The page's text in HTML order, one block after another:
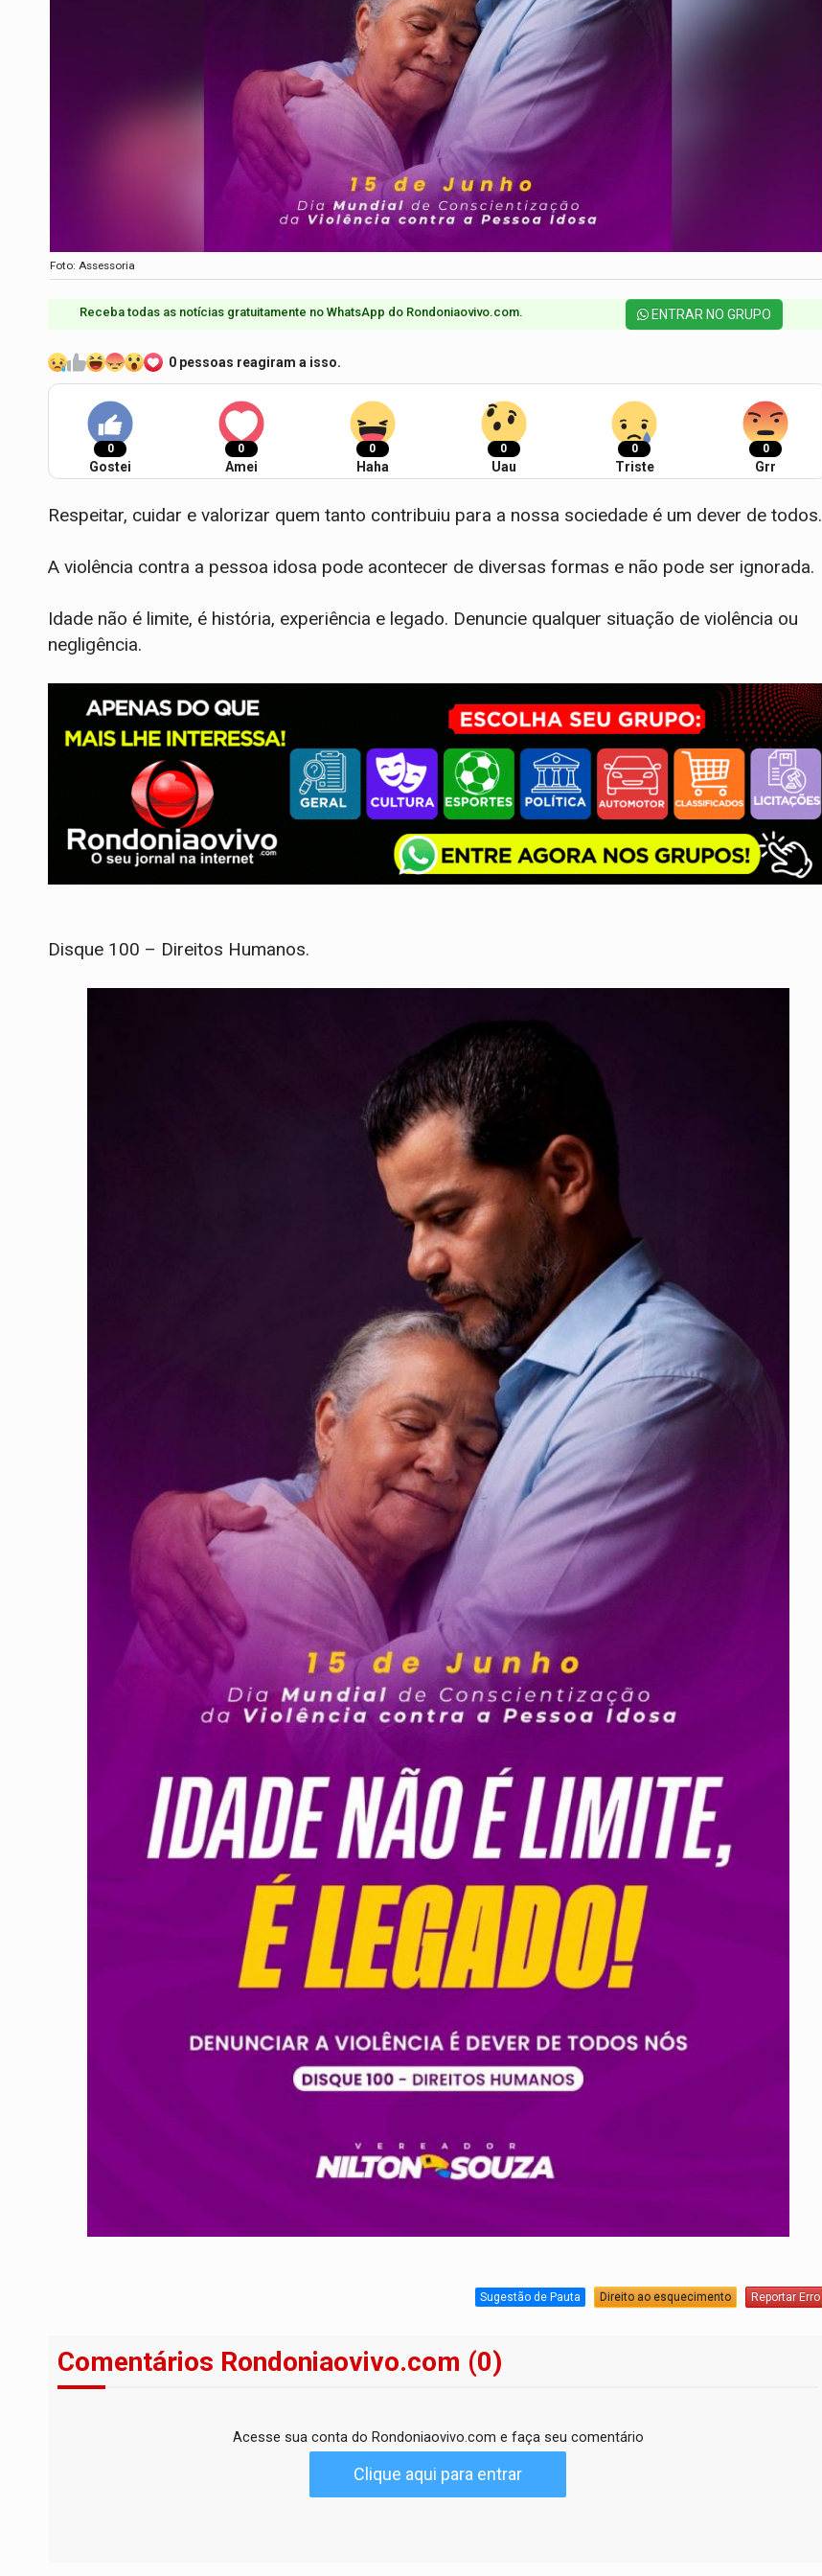
Foto: Assessoria
Receba todas as notícias gratuitamente no WhatsApp do Rondoniaovivo.com.​ ENTRAR NO GRUPO
0 pessoas reagiram a isso.
0
Gostei
0
Amei
0
Haha
0
Uau
0
Triste
0
Grr
Respeitar, cuidar e valorizar quem tanto contribuiu para a nossa sociedade é um dever de todos.
A violência contra a pessoa idosa pode acontecer de diversas formas e não pode ser ignorada.
Idade não é limite, é história, experiência e legado. Denuncie qualquer situação de violência ou
negligência.
Disque 100 – Direitos Humanos.
Sugestão de Pauta Direito ao esquecimento Reportar Erro
Comentários Rondoniaovivo.com (0)
Acesse sua conta do Rondoniaovivo.com e faça seu comentário
Clique aqui para entrar